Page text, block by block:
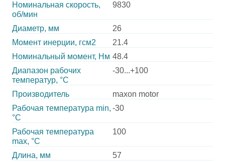
Номинальная скорость,
об/мин
9830
Диаметр, мм
26
Момент инерции, гсм2
21.4
Номинальный момент, Нм 48.4
Диапазон рабочих
температур, °С
-30...+100
Производитель
maxon motor
Рабочая температура min,
°С
-30
Рабочая температура
max, °С
100
Длина, мм
57